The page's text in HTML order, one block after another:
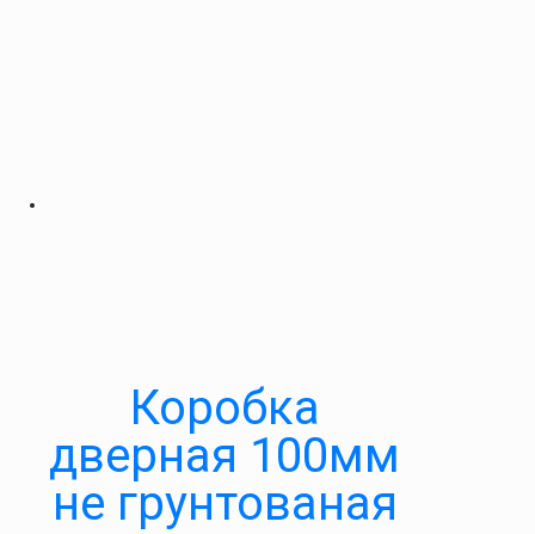
Коробка
дверная 100мм
не грунтованая